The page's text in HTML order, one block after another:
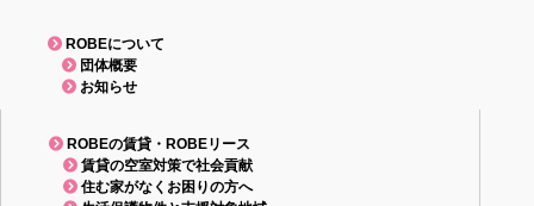
ROBEについて
団体概要
お知らせ
ROBEの賃貸・ROBEリース
賃貸の空室対策で社会貢献
住む家がなくお困りの方へ